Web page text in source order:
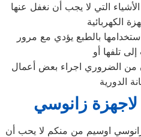
التي لا يجب أن نغفل عنها
الكهربائية
تلفها أو
الدورية
لاجهزة زانوسي
زانوسي اوسيم من منكم لا يحب أن